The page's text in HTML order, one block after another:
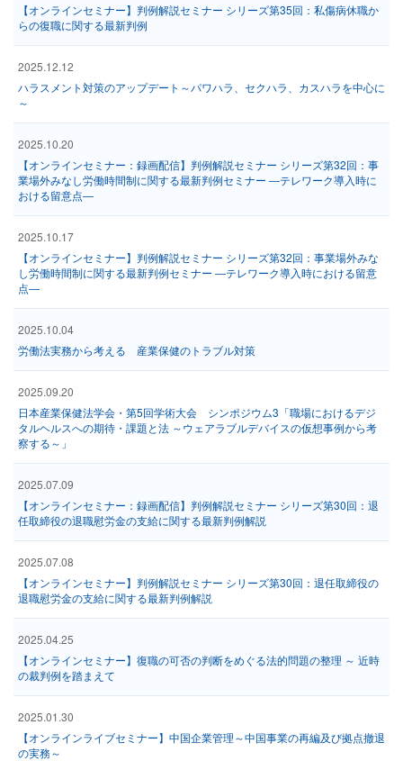
【オンラインセミナー】判例解説セミナー シリーズ第35回：私傷病休職か
らの復職に関する最新判例
2025.12.12
ハラスメント対策のアップデート～パワハラ、セクハラ、カスハラを中心に
～
2025.10.20
【オンラインセミナー：録画配信】判例解説セミナー シリーズ第32回：事
業場外みなし労働時間制に関する最新判例セミナー ―テレワーク導入時に
おける留意点―
2025.10.17
【オンラインセミナー】判例解説セミナー シリーズ第32回：事業場外みな
し労働時間制に関する最新判例セミナー ―テレワーク導入時における留意
点―
2025.10.04
労働法実務から考える 産業保健のトラブル対策
2025.09.20
日本産業保健法学会・第5回学術大会 シンポジウム3「職場におけるデジ
タルヘルスへの期待・課題と法 ～ウェアラブルデバイスの仮想事例から考
察する～」
2025.07.09
【オンラインセミナー：録画配信】判例解説セミナー シリーズ第30回：退
任取締役の退職慰労金の支給に関する最新判例解説
2025.07.08
【オンラインセミナー】判例解説セミナー シリーズ第30回：退任取締役の
退職慰労金の支給に関する最新判例解説
2025.04.25
【オンラインセミナー】復職の可否の判断をめぐる法的問題の整理 ～ 近時
の裁判例を踏まえて
2025.01.30
【オンラインライブセミナー】中国企業管理～中国事業の再編及び拠点撤退
の実務～